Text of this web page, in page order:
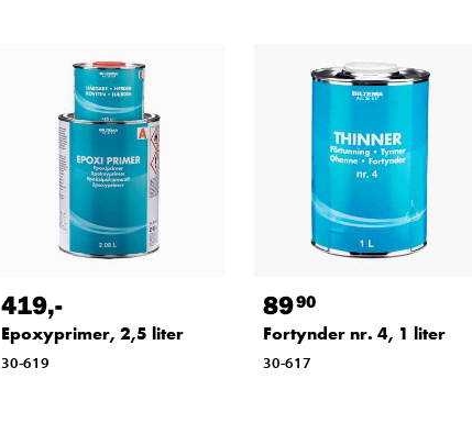
419,-
Epoxyprimer, 2,5 liter
30-619
8990
Fortynder nr. 4, 1 liter
30-617